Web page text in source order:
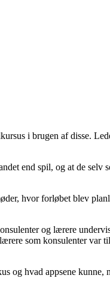
i brugen af disse.
end spil, og at de
hvor forløbet blev
og lærere
som konsulenter var
og hvad appsene